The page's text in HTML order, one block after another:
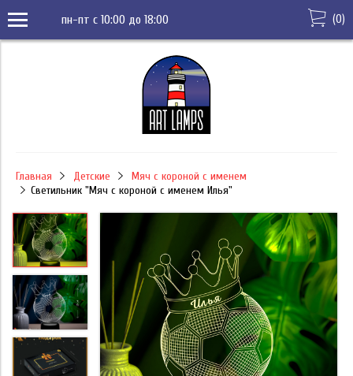
пн-пт с 10:00 до 18:00 (0)
Главная Детские
Мяч с короной с именем
Светильник "Мяч с короной с именем Илья"